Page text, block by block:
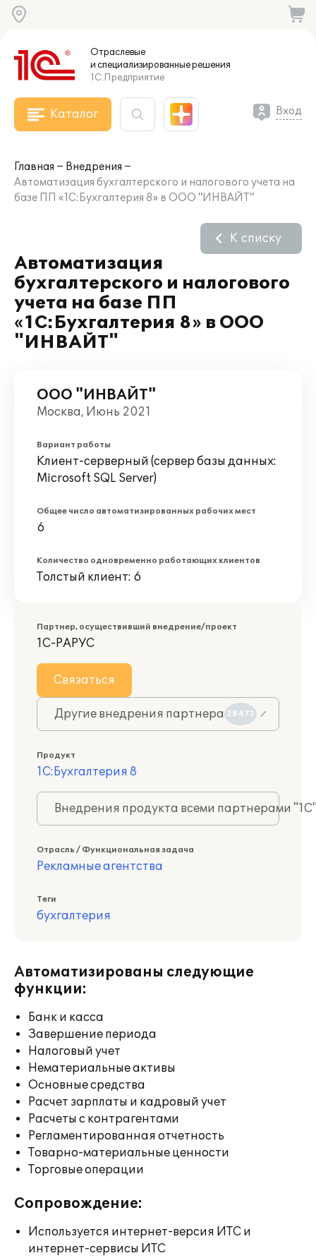
Отраслевые
и специализированныерешения
1С:Предприятие
Каталог Вход
Главная
Внедрения
Автоматизация бухгалтерского и налогового учета на
базе ПП «1С:Бухгалтерия 8» в ООО "ИНВАЙТ"
Автоматизация
бухгалтерского и налогового
учета на базе ПП
«1С:Бухгалтерия 8» в ООО
"ИНВАЙТ"
К списку
ООО "ИНВАЙТ"
Москва, Июнь 2021
Вариант работы
Клиент-серверный (сервер базы данных:
Microsoft SQL Server)
Общее число автоматизированных рабочих мест
6
Количество одновременно работающих клиентов
Толстый клиент: 6
Партнер, осуществивший внедрение/проект
1С-РАРУС
Связаться
Другие внедрения партнера 28473
Продукт
1С:Бухгалтерия 8
Внедрения продукта всеми партнерами
Отрасль / Функциональная задача
Рекламные агентства
Теги
бухгалтерия
Автоматизированы следующие
функции:
Банк и касса
Завершение периода
Налоговый учет
Нематериальные активы
Основные средства
Расчет зарплаты и кадровый учет
Расчеты с контрагентами
Регламентированная отчетность
Товарно-материальные ценности
Торговые операции
Сопровождение:
Используется интернет-версия ИТС и
интернет-сервисы ИТС